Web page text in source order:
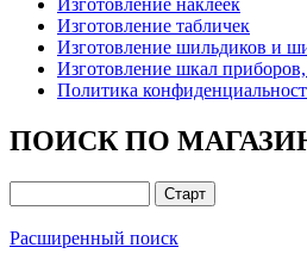
Изготовление табличек
Изготовление шильдиков и
Изготовление шкал
Политика
ПОИСК ПО
Расширенный поиск